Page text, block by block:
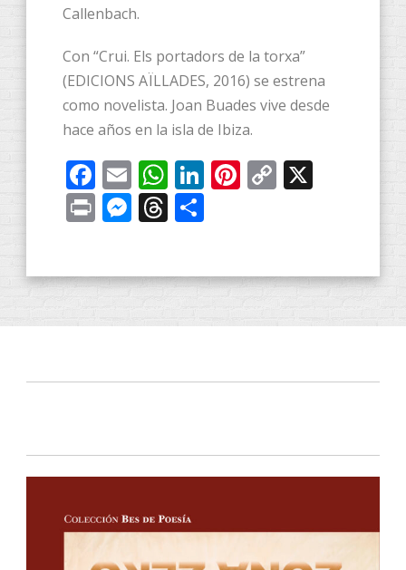
Callenbach.
Con “Crui. Els portadors de la torxa”
(EDICIONS AÏLLADES, 2016) se estrena
como novelista. Joan Buades vive desde
hace años en la isla de Ibiza.
Facebook
EmailWhatsApp
LinkedIn
Pinterest
Copy
PrintMessenger
Threads